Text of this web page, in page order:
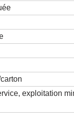
exploitation